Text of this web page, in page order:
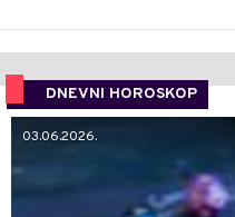
DNEVNI HOROSKOP
03.06.2026.